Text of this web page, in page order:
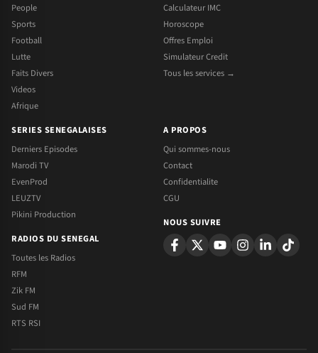
People
Sports
Football
Lutte
Faits Divers
Videos
Afrique
Calculateur IMC
Horoscope
Offres Emploi
Simulateur Credit
Tous les services →
SERIES SENEGALAISES
Derniers Episodes
Marodi TV
EvenProd
LEUZTV
Pikini Production
RADIOS DU SENEGAL
Toutes les Radios
RFM
Zik FM
Sud FM
RTS RSI
A PROPOS
Qui sommes-nous
Contact
Confidentialite
CGU
NOUS SUIVRE